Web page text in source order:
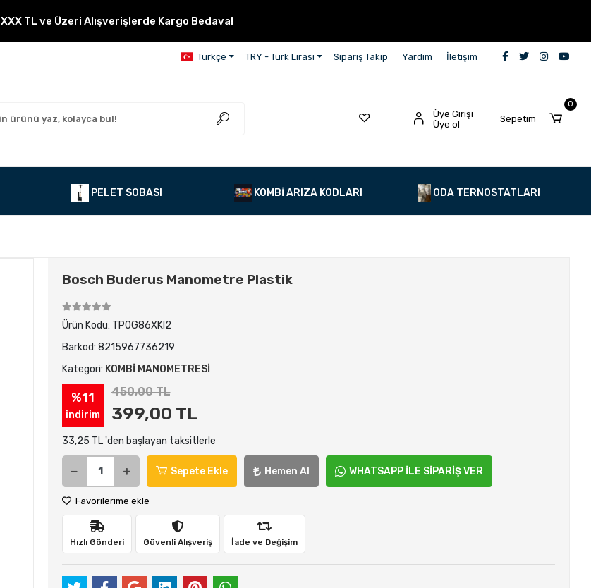
XXX TL ve Üzeri Alışverişlerde Kargo Bedava!
Türkçe TRY - Türk Lirası Sipariş Takip Yardım İletişim
Üye Girişi
Üye ol
Sepetim
0
PELET SOBASI KOMBİ ARIZA KODLARI ODA TERNOSTATLARI
Bosch Buderus Manometre Plastik
Ürün Kodu: TPOG86XKI2
Barkod: 8215967736219
Kategori: KOMBİ MANOMETRESİ
%11
indirim
450,00 TL
399,00 TL
33,25 TL 'den başlayan taksitlerle
Sepete Ekle Hemen Al WHATSAPP İLE SİPARİŞ VER
Favorilerime ekle
Hızlı Gönderi Güvenli Alışveriş İade ve Değişim